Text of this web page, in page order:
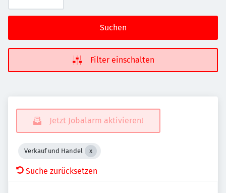
Suchen
Filter einschalten
Jetzt Jobalarm aktivieren!
Verkauf und Handel
Suche zurücksetzen